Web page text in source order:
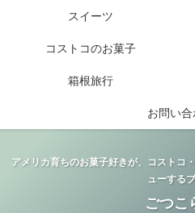
アメリカ育ちのお菓子好きが、コストコ
ューする
ごつこ
スイーツ
コストコのお菓子
箱根旅行
お問い